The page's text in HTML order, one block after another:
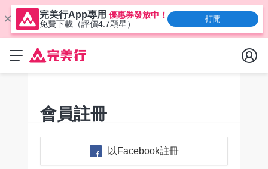
完美行App專用 優惠券發放中！
免費下載（評價4.7顆星）
打開
會員註冊
以Facebook註冊